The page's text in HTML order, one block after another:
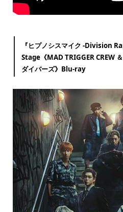
『ヒプノシスマイク -Division
Stage《MAD TRIGGER CREW
ダイバーズ》Blu-ray